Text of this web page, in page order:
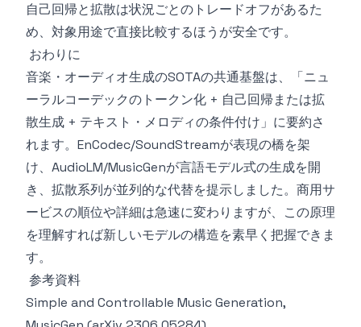
自己回帰と拡散は状況ごとのトレードオフがあるた
め、対象用途で直接比較するほうが安全です。
おわりに
音楽・オーディオ生成のSOTAの共通基盤は、「ニュ
ーラルコーデックのトークン化 + 自己回帰または拡
散生成 + テキスト・メロディの条件付け」に要約さ
れます。EnCodec/SoundStreamが表現の橋を架
け、AudioLM/MusicGenが言語モデル式の生成を開
き、拡散系列が並列的な代替を提示しました。商用サ
ービスの順位や詳細は急速に変わりますが、この原理
を理解すれば新しいモデルの構造を素早く把握できま
す。
参考資料
Simple and Controllable Music Generation,